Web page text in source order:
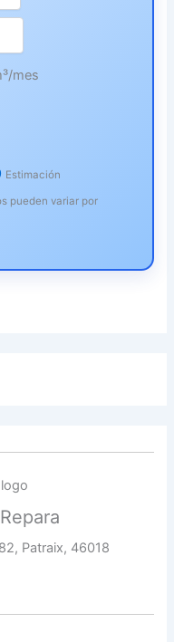
mes
Estimación
pueden variar por
Patraix, 46018